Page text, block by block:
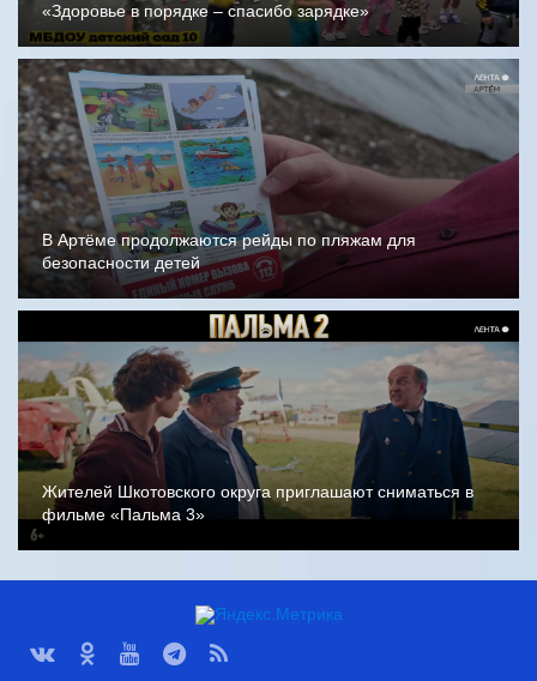
«Здоровье в порядке – спасибо зарядке»
В Артёме продолжаются рейды по пляжам для
безопасности детей
Жителей Шкотовского округа приглашают сниматься в
фильме «Пальма 3»